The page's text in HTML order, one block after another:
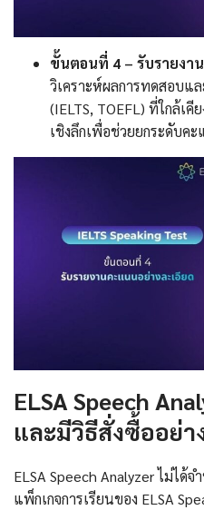
ขั้นตอนที่ 4 – รับรายงา
วิเคราะห์ผลการทดสอบแ
(IELTS, TOEFL) ที่ใกล้เ
เชิงลึกเพื่อช่วยยกระดับค
ELSA Speech
และมีวิธีสั่งซื้ออย่า
ELSA Speech Analyzer ไม่ได้
แพ็กเกจการเรียนของ ELSA